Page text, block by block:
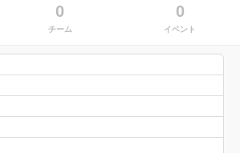
0
チーム
0
イベント